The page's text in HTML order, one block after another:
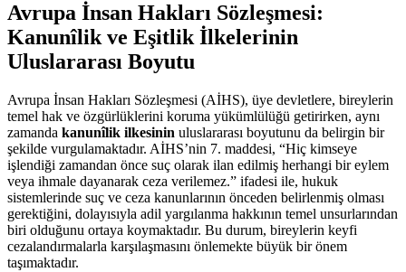
Avrupa İnsan Hakları Sözleşmesi:
⁣Kanunîlik ve Eşitlik İlkelerinin
‍Uluslararası Boyutu
Avrupa İnsan Hakları Sözleşmesi (AİHS), üye devletlere, bireylerin
temel hak ve özgürlüklerini koruma yükümlülüğü getirirken, aynı⁣
zamanda kanunîlik ilkesinin uluslararası boyutunu da⁤ belirgin bir​
şekilde vurgulamaktadır. AİHS’nin 7. maddesi, “Hiç kimseye
⁤işlendiği zamandan önce suç⁢ olarak ilan edilmiş herhangi bir ​eylem‍
veya ihmale dayanarak ceza verilemez.” ifadesi ile, hukuk
sistemlerinde suç ve ceza kanunlarının önceden belirlenmiş olması
gerektiğini, dolayısıyla adil​ yargılanma⁤ hakkının temel unsurlarından
biri olduğunu ortaya⁢ koymaktadır. Bu durum, bireylerin keyfi
cezalandırmalarla karşılaşmasını önlemekte büyük bir önem⁤
taşımaktadır.